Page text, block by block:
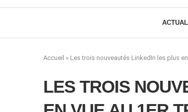
Accueil » Les trois nouveautés LinkedIn les plus
LES TROIS